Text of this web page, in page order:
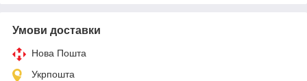
Умови доставки
Нова Пошта
Укрпошта